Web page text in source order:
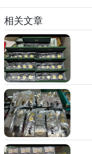
相关文章